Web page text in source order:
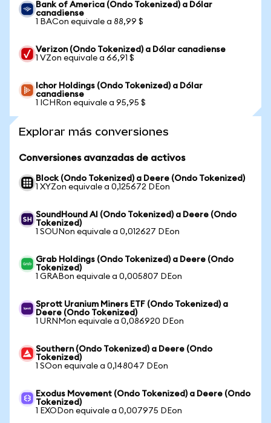
Bank of America (Ondo Tokenized) a Dólar
canadiense
1 BACon equivale a 88,99 $
Verizon (Ondo Tokenized) a Dólar canadiense
1 VZon equivale a 66,91 $
Ichor Holdings (Ondo Tokenized) a Dólar
canadiense
1 ICHRon equivale a 95,95 $
Explorar más conversiones
Conversiones avanzadas de activos
Block (Ondo Tokenized) a Deere (Ondo Tokenized)
1 XYZon equivale a 0,125672 DEon
SoundHound AI (Ondo Tokenized) a Deere (Ondo
Tokenized)
1 SOUNon equivale a 0,012627 DEon
Grab Holdings (Ondo Tokenized) a Deere (Ondo
Tokenized)
1 GRABon equivale a 0,005807 DEon
Sprott Uranium Miners ETF (Ondo Tokenized) a
Deere (Ondo Tokenized)
1 URNMon equivale a 0,086920 DEon
Southern (Ondo Tokenized) a Deere (Ondo
Tokenized)
1 SOon equivale a 0,148047 DEon
Exodus Movement (Ondo Tokenized) a Deere (Ondo
Tokenized)
1 EXODon equivale a 0,007975 DEon